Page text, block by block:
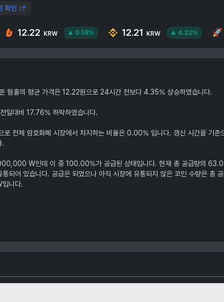
확인
12.22 KRW 0.58% 12.21 KRW 4.22% 🚀
홀의 평균 가격은 12.22원으로 24시간 전보다 4.35% 상승하였습니다.
일대비 17.76% 하락하였습니다.
전체 암호화폐 시장에서 차지하는 비율은 0.00% 입니다. 갱신 시간을 기준
.
W인데 이 중 100.00%가 공급된 상태입니다. 현재 총 공급량의
어 있습니다. 공급은 되었으나 아직 시장에 유통되지 않은 코인 수량은 총 공
니다.